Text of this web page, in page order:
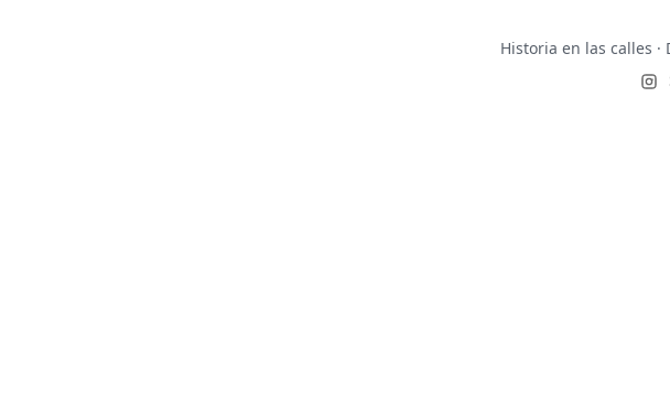
Historia en las calles ·